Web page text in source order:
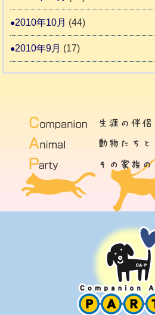
2010年10月 (44)
2010年9月 (17)